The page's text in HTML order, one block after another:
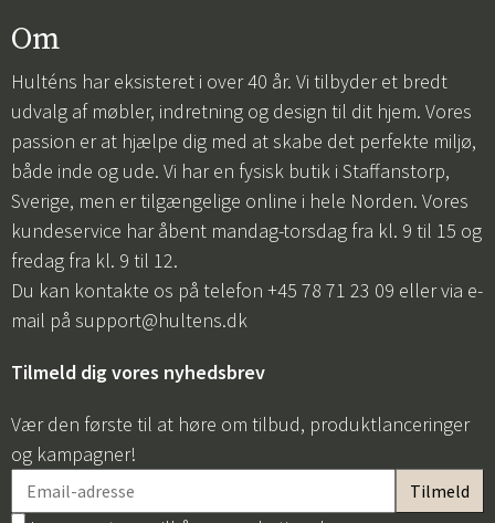
Om
Hulténs har eksisteret i over 40 år. Vi tilbyder et bredt
udvalg af møbler, indretning og design til dit hjem. Vores
passion er at hjælpe dig med at skabe det perfekte miljø,
både inde og ude. Vi har en fysisk butik i Staffanstorp,
Sverige, men er tilgængelige online i hele Norden. Vores
kundeservice har åbent mandag-torsdag fra kl. 9 til 15 og
fredag fra kl. 9 til 12.
Du kan kontakte os på telefon +45 78 71 23 09 eller via e-
mail på support@hultens.dk
Tilmeld dig vores nyhedsbrev
Vær den første til at høre om tilbud, produktlanceringer
og kampagner!